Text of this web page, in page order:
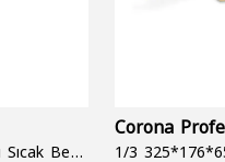
1/3 325*176*65 522 Çift Saplı Sıcak Bekletme Tepsisi
Corona